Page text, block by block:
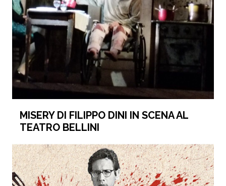
MISERY DI FILIPPO DINI IN SCENA AL
TEATRO BELLINI